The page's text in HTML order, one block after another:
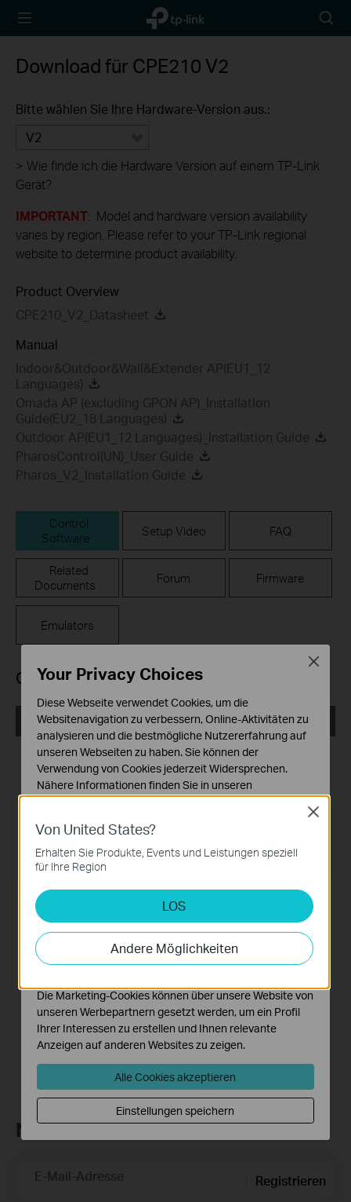
TP-Link,
Reliably
icon
Download für CPE210 V2
Bitte wählen Sie Ihre Hardware-Version aus.:
V2
> Wie finde ich die Hardware Version auf einem TP-Link
Gerät?
IMPORTANT: Model and hardware version availability
varies by region. Please refer to your TP-Link regional
website to determine product availability.
Product Overview
CPE210_V2_Datasheet
Manual
Indoor&Outdoor&Wall&Extender AP(EU1_12
Languages)
Omada AP (excluding GPON AP)_Installation
Guide(EU2_18 Languages)
Outdoor AP(EU1_12 Languages)_Installation Guide
PharosControl(UN)_User Guide
Pharos_V2_Installation Guide
Control
Software
Setup Video FAQ
Related
Documents
Forum Firmware
Emulators
Control Software
Pharos Control_2.0.7_Windows
Datum der Veröffentlichung:2020-04-20
Sprache: Englisch
Betriebssystem: Windows server2003/2008/2012/2016
and Vista/7/8/10
Modifications and Bug Fixes:
1. Added supporting CPE710;
2.Fixed display problems in the channel list.
3.Fixed MAX Tx Rate display problems when managing
CPE605
Notes:
after upgrading to the latest version of Pharos Control to
improve security level.
2.Support managing CPE210/220/510/605/610/710
Newsletter abonnieren
E-Mail-Adresse Registrieren
Von United States?
Erhalten Sie Produkte, Events und Leistungen speziell
für Ihre Region
LOS
Andere Möglichkeiten
Close
Your Privacy Choices
Diese Webseite verwendet Cookies, um die
Websitenavigation zu verbessern, Online-Aktivitäten zu
analysieren und die bestmögliche Nutzererfahrung auf
unseren Webseiten zu haben. Sie können der
Verwendung von Cookies jederzeit Widersprechen.
Nähere Informationen finden Sie in unseren
Datenschutzhinweisen.
Notwendige Cookies
Diese Cookies sind zur Funktion der Website
erforderlich und können in Ihren Systemen nicht
Analyse- und Marketing-Cookies
Analyse-Cookies ermöglichen es uns, Ihre Aktivitäten
auf unserer Website zu analysieren, um die
Funktionsweise unserer Website zu verbessern und
Die Marketing-Cookies können über unsere Website von
unseren Werbepartnern gesetzt werden, um ein Profil
Ihrer Interessen zu erstellen und Ihnen relevante
Anzeigen auf anderen Websites zu zeigen.
Alle Cookies akzeptieren
Einstellungen speichern
Close